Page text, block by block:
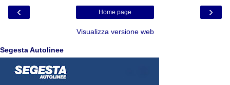
‹ ›
Home page
Visualizza versione web
Segesta Autolinee